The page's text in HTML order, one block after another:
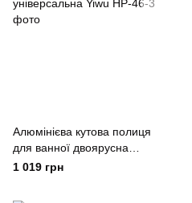
Алюмінієва кутова полиця
для ванної двоярусна
універсальна Yiwu
1 019 грн